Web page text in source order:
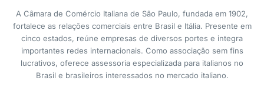
A Câmara de Comércio Italiana de São Paulo, fundada em 1902,
fortalece as relações comerciais entre Brasil e Itália. Presente em
cinco estados, reúne empresas de diversos portes e integra
importantes redes internacionais. Como associação sem fins
lucrativos, oferece assessoria especializada para italianos no
Brasil e brasileiros interessados no mercado italiano.